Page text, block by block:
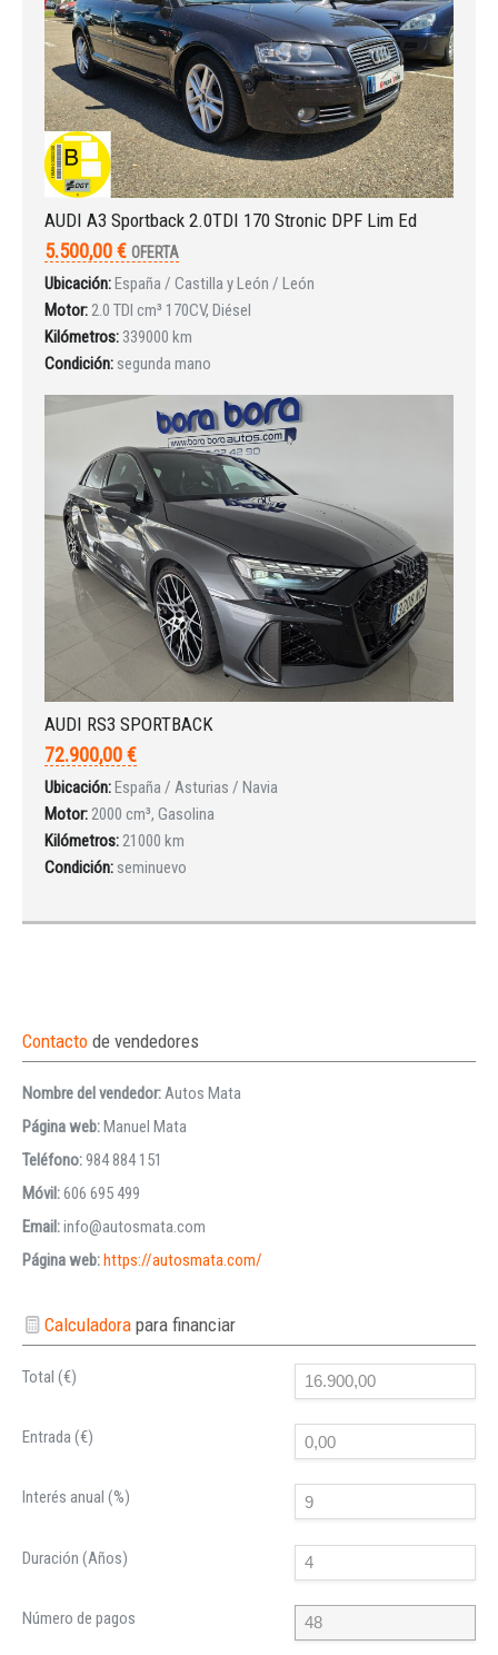
Iniciar sesión
INICIAR SESIÓN
¿Ha olvidado la contraseña?
AUDI A3 Sportback 2.0TDI 170 Stronic DPF Lim Ed
5.500,00 € OFERTA
Ubicación:España / Castilla y León / León
Motor:2.0 TDI cm³ 170CV, Diésel
Kilómetros: 339000 km
Condición: segunda mano
AUDI RS3 SPORTBACK
72.900,00 €
Ubicación:España / Asturias / Navia
Motor:2000 cm³, Gasolina
Kilómetros:21000 km
Condición: seminuevo
Contacto de vendedores
Nombre del vendedor:Autos Mata
Página web:Manuel Mata
Teléfono:984 884 151
Móvil:606 695 499
Email:info@autosmata.com
Página web:https://autosmata.com/
Calculadorapara financiar
Total (€)
Entrada (€)
Interés anual (%)
Duración (Años)
Número de pagos